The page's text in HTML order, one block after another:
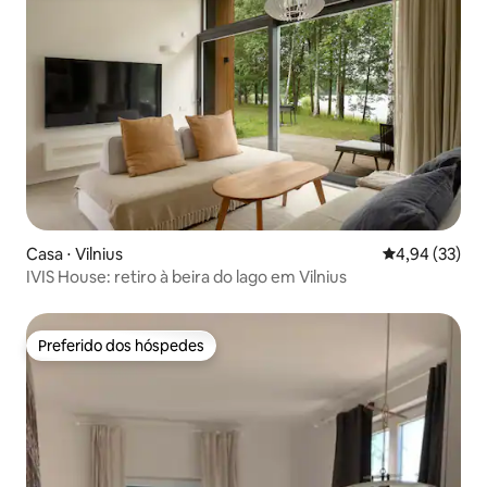
Casa ⋅ Vilnius 4,94 de uma
4,94 (33)
IVIS House: retiro à beira do lago em Vilnius
Preferido dos hóspedes
Preferido dos hóspedes